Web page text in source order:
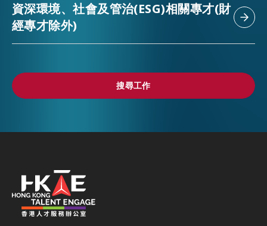
關於我們
常見問題
資深環境、社會及管治(ESG)相關專才(財
經專才除外)
搜尋工作
搜尋工作